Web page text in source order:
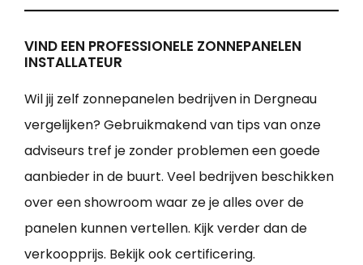
VIND EEN PROFESSIONELE ZONNEPANELEN
INSTALLATEUR
Wil jij zelf zonnepanelen bedrijven in Dergneau
vergelijken? Gebruikmakend van tips van onze
adviseurs tref je zonder problemen een goede
aanbieder in de buurt. Veel bedrijven beschikken
over een showroom waar ze je alles over de
panelen kunnen vertellen. Kijk verder dan de
verkoopprijs. Bekijk ook certificering.